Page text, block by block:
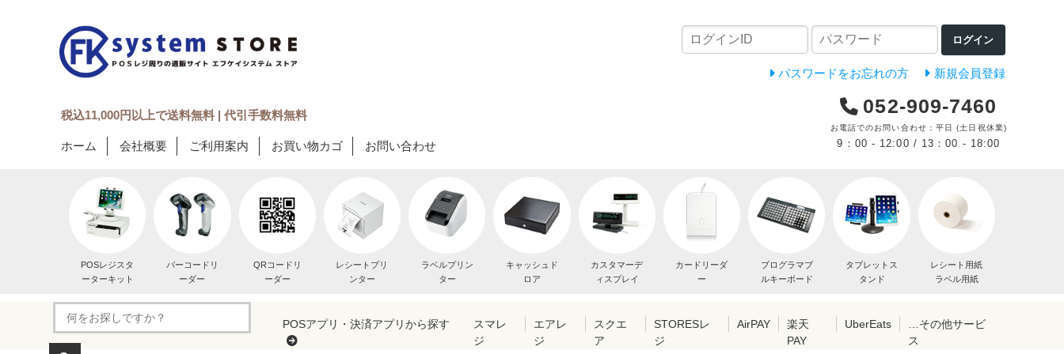
ログイン
パスワードをお忘れの方 新規会員登録
税込11,000円以上で送料無料 | 代引手数料無料
ホーム 会社概要 ご利用案内 お買い物カゴ お問い合わせ
052-909-7460
お電話でのお問い合わせ：平日 (土日祝休業)
9：00 - 12:00 / 13：00 - 18:00
POSレジスタ
ーターキット
バーコードリ
ーダー
QRコードリ
ーダー
レシートプリ
ンター
ラベルプリン
ター
キャッシュド
ロア
カスタマーデ
ィスプレイ
カードリーダ
ー
プログラマブ
ルキーボード
タブレットス
タンド
レシート用紙
ラベル用紙
POSアプリ・決済アプリから探す
スマレ
ジ
エアレ
ジ
スクエ
ア
STORESレ
ジ
AirPAY
楽天
PAY
UberEats
…その他サービ
ス